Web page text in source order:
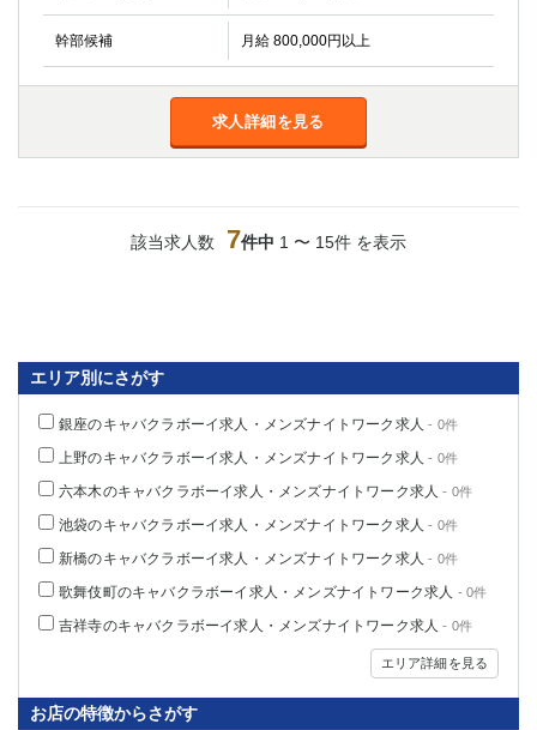
幹部候補 月給 800,000円以上
求人詳細を見る
該当求人数 7件中 1 〜 15件 を表示
エリア別にさがす
銀座のキャバクラボーイ求人・メンズナイトワーク求人 - 0件
上野のキャバクラボーイ求人・メンズナイトワーク求人 - 0件
六本木のキャバクラボーイ求人・メンズナイトワーク求人 - 0件
池袋のキャバクラボーイ求人・メンズナイトワーク求人 - 0件
新橋のキャバクラボーイ求人・メンズナイトワーク求人 - 0件
歌舞伎町のキャバクラボーイ求人・メンズナイトワーク求人 - 0件
吉祥寺のキャバクラボーイ求人・メンズナイトワーク求人 - 0件
エリア詳細を見る
お店の特徴からさがす